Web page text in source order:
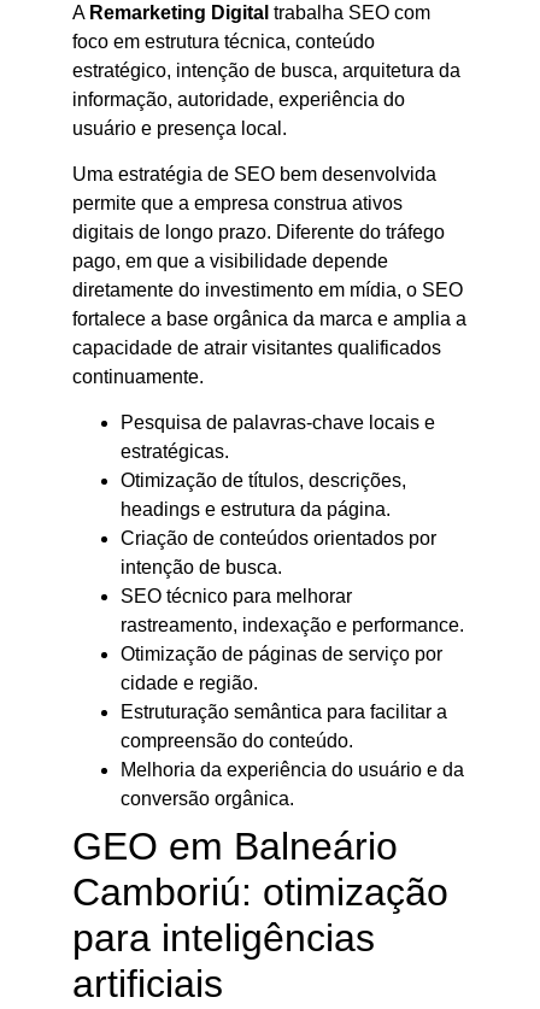
A Remarketing Digital trabalha SEO com
foco em estrutura técnica, conteúdo
estratégico, intenção de busca, arquitetura da
informação, autoridade, experiência do
usuário e presença local.
Uma estratégia de SEO bem desenvolvida
permite que a empresa construa ativos
digitais de longo prazo. Diferente do tráfego
pago, em que a visibilidade depende
diretamente do investimento em mídia, o SEO
fortalece a base orgânica da marca e amplia a
capacidade de atrair visitantes qualificados
continuamente.
Pesquisa de palavras-chave locais e
estratégicas.
Otimização de títulos, descrições,
headings e estrutura da página.
Criação de conteúdos orientados por
intenção de busca.
SEO técnico para melhorar
rastreamento, indexação e performance.
Otimização de páginas de serviço por
cidade e região.
Estruturação semântica para facilitar a
compreensão do conteúdo.
Melhoria da experiência do usuário e da
conversão orgânica.
GEO em Balneário
Camboriú: otimização
para inteligências
artificiais